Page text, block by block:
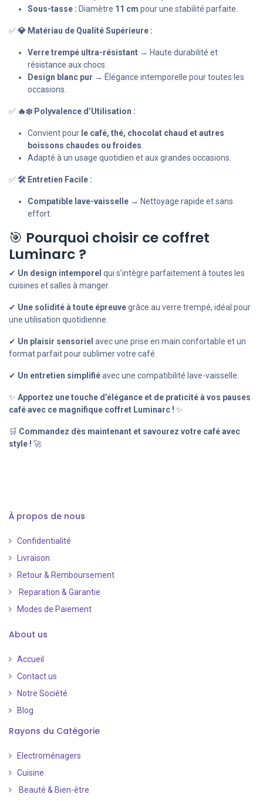
Sous-tasse : Diamètre 11 cm pour une stabilité parfaite.
✅💎 Matériau de Qualité Supérieure :
Verre trempé ultra-résistant → Haute durabilité et
résistance aux chocs.
Design blanc pur → Élégance intemporelle pour toutes les
occasions.
✅ 🔥❄️ Polyvalence d’Utilisation :
Convient pour le café, thé, chocolat chaud et autres
boissons chaudes ou froides
Adapté à un usage quotidien et aux grandes occasions.
✅🛠️ Entretien Facile :
Compatible lave-vaisselle → Nettoyage rapide et sans
effort.
🎯 Pourquoi choisir ce coffret
Luminarc ?
✔ Un design intemporel qui s’intègre parfaitement à toutes les
cuisines et salles à manger.
✔ Une solidité à toute épreuvegrâce au verre trempé, idéal pour
une utilisation quotidienne.
✔ Un plaisir sensoriel avec une prise en main confortable et un
format parfait pour sublimer votre café.
✔ Un entretien simplifiéavec une compatibilité lave-vaisselle.
✨ Apportez une touche d’élégance et de praticité à vos pauses
café avec ce magnifique coffret Luminarc ! ✨
🛒 Commandez dès maintenant et savourez votre café avec
style ! 🚀
À propos de nous
Confidentialité
Livraison
Retour & Remboursement
Reparation & Garantie
Modes de Paiement
About us
Accueil
Contact us
Notre Société
Blog
Rayons du Catégorie
Electroménagers
Cuisine
Beauté & Bien-être